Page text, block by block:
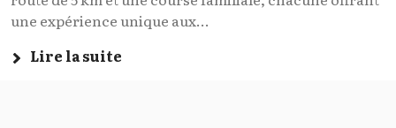
une expérience unique aux...
Lire la suite